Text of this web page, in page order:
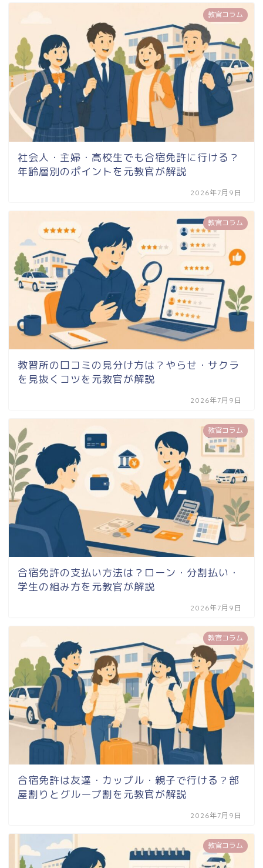
教官コラム
社会人・主婦・高校生でも合宿免許に行ける？
年齢層別のポイントを元教官が解説
2026年7月9日
教官コラム
教習所の口コミの見分け方は？やらせ・サクラ
を見抜くコツを元教官が解説
2026年7月9日
教官コラム
合宿免許の支払い方法は？ローン・分割払い・
学生の組み方を元教官が解説
2026年7月9日
教官コラム
合宿免許は友達・カップル・親子で行ける？部
屋割りとグループ割を元教官が解説
2026年7月9日
教官コラム